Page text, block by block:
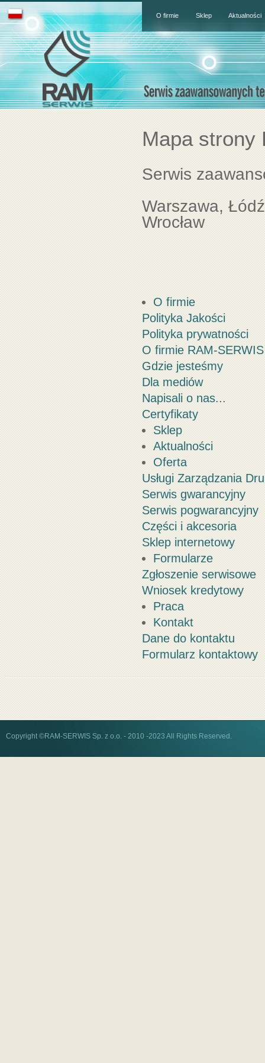
O firmie Sklep Aktualności
Mapa strony
Serwis
Warszawa,
Wrocław
O firmie
Polityka Jakości
Polityka prywatności
O firmie RAM-SERWIS
Gdzie jesteśmy
Dla mediów
Napisali o nas...
Certyfikaty
Sklep
Aktualności
Oferta
Usługi Zarządzania
Serwis gwarancyjny
Serwis pogwarancyjny
Części i akcesoria
Sklep internetowy
Formularze
Zgłoszenie serwisowe
Wniosek kredytowy
Praca
Kontakt
Dane do kontaktu
Formularz kontaktowy
Copyright ©RAM-SERWIS Sp. z o.o. - 2010 -2023 All Rights Reserved.